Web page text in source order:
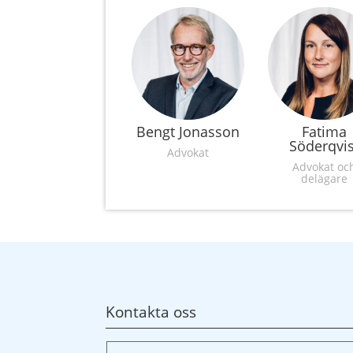
Bengt Jonasson
Advokat
Fatima
Advokat
delägare
Kontakta oss